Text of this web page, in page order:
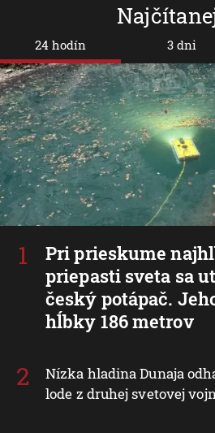
24 hodín
Pri prieskume
priepasti sveta sa
český potápač.
hĺbky 186 metrov
Nízka hladina Dunaja
lode z druhej svetovej
3 dni